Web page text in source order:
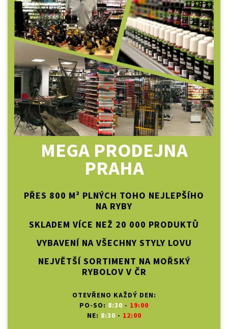
MEGA PRODEJNA
PRAHA
PŘES 800 M² PLNÝCH TOHO NEJLEPŠÍHO
NA RYBY
SKLADEM VÍCE NEŽ 20 000 PRODUKTŮ
VYBAVENÍ NA VŠECHNY STYLY LOVU
NEJVĚTŠÍ SORTIMENT NA MOŘSKÝ
RYBOLOV V ČR
OTEVŘENO KAŽDÝ DEN:
PO-SO: 8:30 - 19:00
NE: 8:30 - 12:00